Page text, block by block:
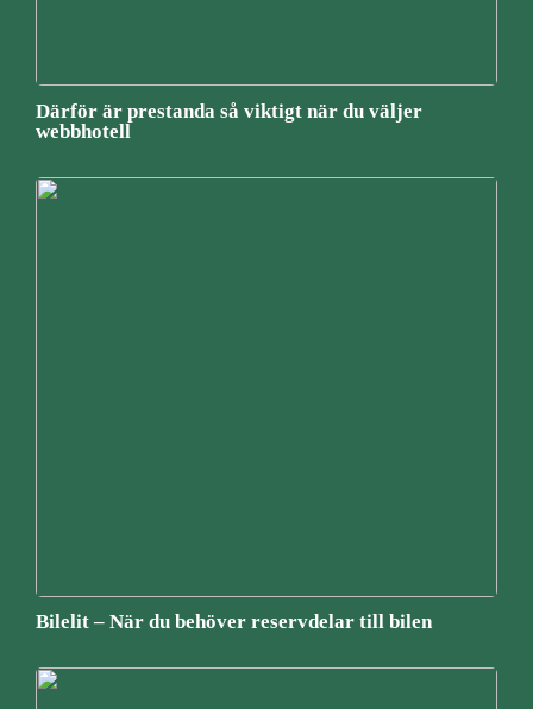
Därför är prestanda så viktigt när du väljer
webbhotell
Bilelit – När du behöver reservdelar till bilen